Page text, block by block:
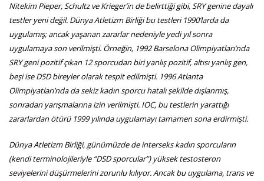
Nitekim Pieper, Schultz ve Krieger’in de belirttiği gibi, SRY genine dayalı
testler yeni değil. Dünya Atletizm Birliği bu testleri 1990’larda da
uygulamış; ancak yaşanan zararlar nedeniyle yedi yıl sonra
uygulamaya son verilmişti. Örneğin, 1992 Barselona Olimpiyatları’nda
SRY geni pozitif çıkan 12 sporcudan biri yanlış pozitif, altısı yanlış gen,
beşi ise DSD bireyler olarak tespit edilmişti. 1996 Atlanta
Olimpiyatları’nda da sekiz kadın sporcu hatalı şekilde dışlanmış,
sonradan yarışmalarına izin verilmişti. IOC, bu testlerin yarattığı
zararlardan ötürü 1999 yılında uygulamayı tamamen sona erdirmişti.
Dünya Atletizm Birliği, günümüzde de interseks kadın sporcuların
(kendi terminolojileriyle “DSD sporcular”) yüksek testosteron
seviyelerini düşürmelerini zorunlu kılıyor. Ancak bu uygulama, trans ve